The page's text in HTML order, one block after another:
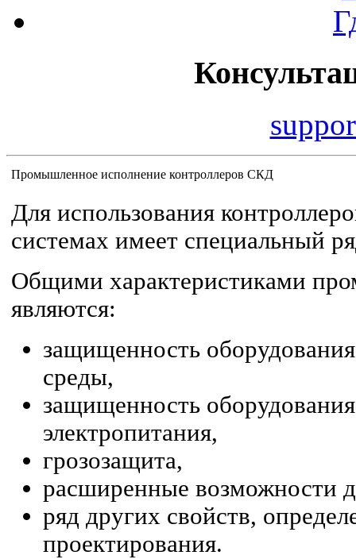
Промышленное исполнение контроллеров СКД
Для использования
системах имеет специальный
Общими характеристиками
являются:
защищенность
среды,
защищенность
электропитания,
грозозащита,
расширенные возможности
ряд других свойств,
проектирования.